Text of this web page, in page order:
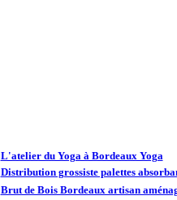
L'atelier du Yoga à Bordeaux Yoga
Distribution grossiste palettes
Brut de Bois Bordeaux artisan